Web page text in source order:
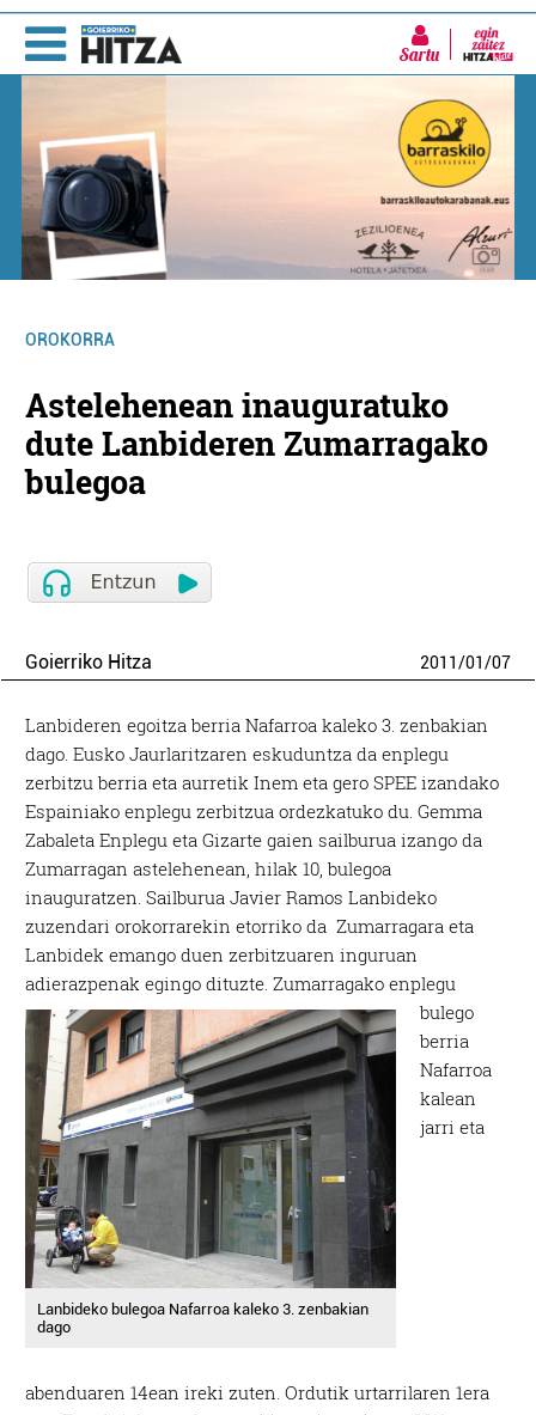
Sartu
OROKORRA
Astelehenean inauguratuko
dute Lanbideren Zumarragako
bulegoa
Goierriko Hitza 2011/01/07
Lanbideren egoitza berria Nafarroa kaleko 3. zenbakian
dago. Eusko Jaurlaritzaren eskuduntza da enplegu
zerbitzu berria eta aurretik Inem eta gero SPEE izandako
Espainiako enplegu zerbitzua ordezkatuko du. Gemma
Zabaleta Enplegu eta Gizarte gaien sailburua izango da
Zumarragan astelehenean, hilak 10, bulegoa
inauguratzen. Sailburua Javier Ramos Lanbideko
zuzendari orokorrarekin etorriko da Zumarragara eta
Lanbidek emango duen zerbitzuaren inguruan
adierazpenak egingo dituzte.
Lanbideko bulegoa Nafarroa kaleko 3. zenbakian
dago
Zumarragako enplegu
bulego
berria
Nafarroa
kalean
jarri eta
abenduaren 14ean ireki zuten. Ordutik urtarrilaren 1era